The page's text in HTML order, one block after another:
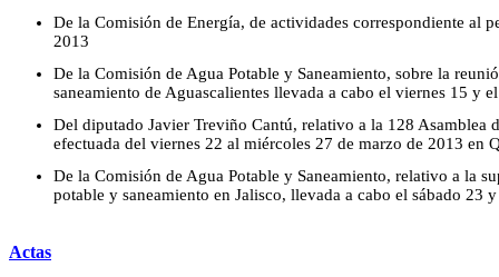
De la Comisión de Energía, de actividades correspondiente al
2013
De la Comisión de Agua Potable y Saneamiento, sobre la
saneamiento de Aguascalientes llevada a cabo el viernes 15 y
Del diputado Javier Treviño Cantú, relativo a la 128 Asamblea
efectuada del viernes 22 al miércoles 27 de marzo de 2013 en
De la Comisión de Agua Potable y Saneamiento, relativo a la
potable y saneamiento en Jalisco, llevada a cabo el sábado 23
Actas